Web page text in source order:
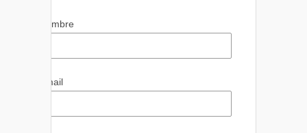
Nombre
Email